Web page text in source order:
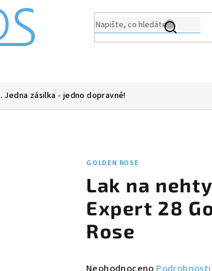
. Jedna zásilka - jedno dopravné!
GOLDEN ROSE
Lak na
Expert 28
Rose
Průměrné